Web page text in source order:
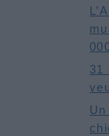
31